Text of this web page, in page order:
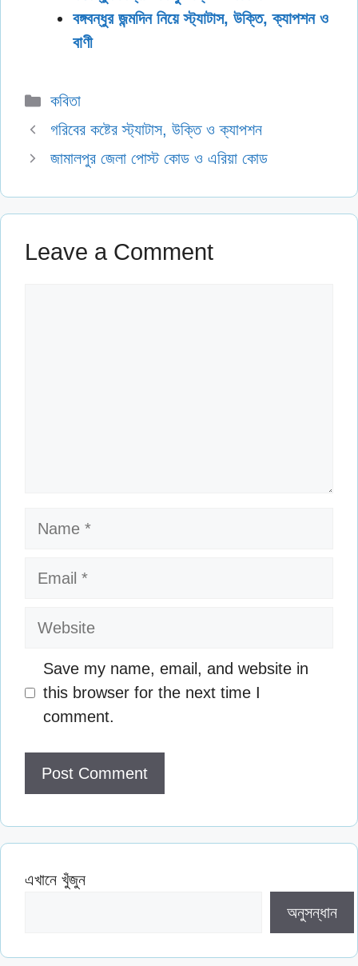
বঙ্গবন্ধুর জন্মদিন নিয়ে স্ট্যাটাস, উক্তি, ক্যাপশন ও
বাণী
Categories
কবিতা
গরিবের কষ্টের স্ট্যাটাস, উক্তি ও ক্যাপশন
জামালপুর জেলা পোস্ট কোড ও এরিয়া কোড
Leave a Comment
Name
Email
Website
Save my name, email, and website in
this browser for the next time I
comment.
এখানে খুঁজুন
অনুসন্ধান